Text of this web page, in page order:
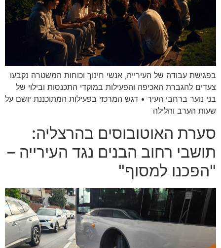
בפגישת עבודה של העירייה, אנשי חינוך וכוחות המשטרה נקבעו
צעדים להגברת האכיפה והפעילות במוקדי התכנסות ובילוי של
בני נוער ברחבי העיר • דגש המרכזי בפעילות המתוכננת יושם על
שעות הערב והלילה
סערת האוטובוסים בהרצליה:
תושבי רחוב הבנים נגד העירייה –
"הפכנו למסוף"